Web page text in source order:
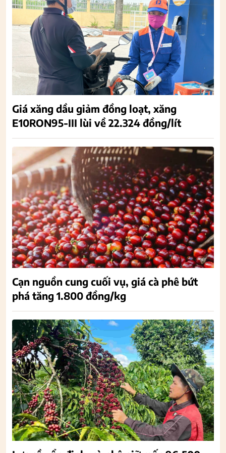
Giá xăng dầu giảm đồng loạt, xăng
E10RON95-III lùi về 22.324 đồng/lít
Cạn nguồn cung cuối vụ, giá cà phê bứt
phá tăng 1.800 đồng/kg